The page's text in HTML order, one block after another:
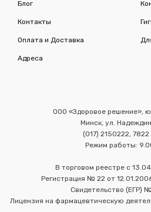
Блог
Контакты
Оплата и Доставка
Адреса
ООО «Здоровое решение»,
Минск, ул.
(017) 2150222,
Режим работы:
В торговом реестре с
Регистрация № 22 от
Свидетельство (ЕГР)
Лицензия на фармацевтическую